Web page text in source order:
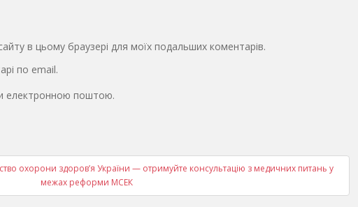
в цьому браузері для моїх подальших коментарів.
по email.
електронною поштою.
охорони здоров’я України — отримуйте консультацію з медичних питань у
межах реформи МСЕК